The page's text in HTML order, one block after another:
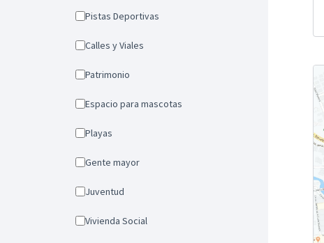
Pistas Deportivas
Calles y Viales
Patrimonio
Espacio para mascotas
Playas
Gente mayor
Juventud
Vivienda Social